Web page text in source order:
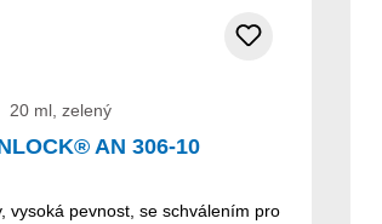
20 ml, zelený
AN 306-10
vysoká pevnost, se schválením pro